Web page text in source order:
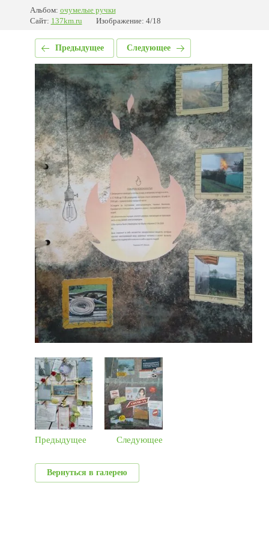
Альбом: очумелые ручки
Сайт: 137km.ru Изображение: 4/18
Предыдущее Следующее
Предыдущее Следующее
Вернуться в галерею